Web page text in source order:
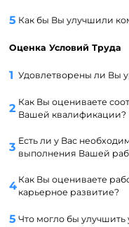
Как бы Вы улучшили
Оценка Условий Труда
Удовлетворены ли Вы
Как Вы оцениваете
Вашей квалификации?
Есть ли у Вас
выполнения Вашей
Как Вы оцениваете
карьерное развитие?
Что могло бы улучшить